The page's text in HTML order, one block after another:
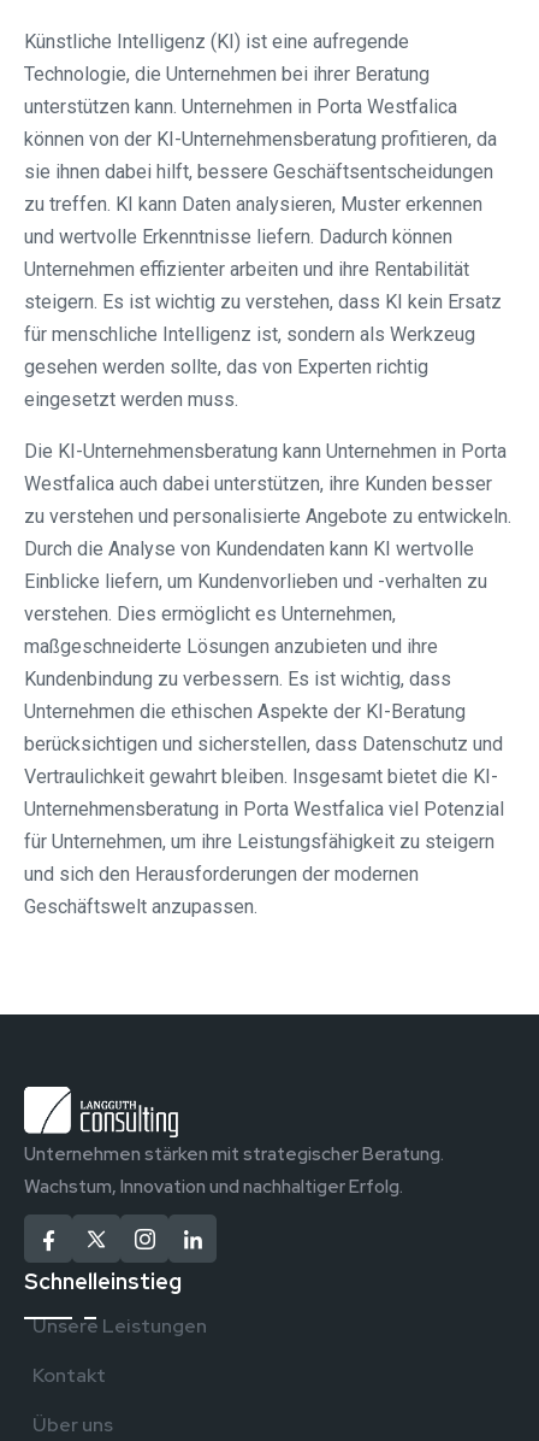
Künstliche Intelligenz (KI) ist eine aufregende
Technologie, die Unternehmen bei ihrer Beratung
unterstützen kann. Unternehmen in Porta Westfalica
können von der KI-Unternehmensberatung profitieren, da
sie ihnen dabei hilft, bessere Geschäftsentscheidungen
zu treffen. KI kann Daten analysieren, Muster erkennen
und wertvolle Erkenntnisse liefern. Dadurch können
Unternehmen effizienter arbeiten und ihre Rentabilität
steigern. Es ist wichtig zu verstehen, dass KI kein Ersatz
für menschliche Intelligenz ist, sondern als Werkzeug
gesehen werden sollte, das von Experten richtig
eingesetzt werden muss.
Die KI-Unternehmensberatung kann Unternehmen in Porta
Westfalica auch dabei unterstützen, ihre Kunden besser
zu verstehen und personalisierte Angebote zu entwickeln.
Durch die Analyse von Kundendaten kann KI wertvolle
Einblicke liefern, um Kundenvorlieben und -verhalten zu
verstehen. Dies ermöglicht es Unternehmen,
maßgeschneiderte Lösungen anzubieten und ihre
Kundenbindung zu verbessern. Es ist wichtig, dass
Unternehmen die ethischen Aspekte der KI-Beratung
berücksichtigen und sicherstellen, dass Datenschutz und
Vertraulichkeit gewahrt bleiben. Insgesamt bietet die KI-
Unternehmensberatung in Porta Westfalica viel Potenzial
für Unternehmen, um ihre Leistungsfähigkeit zu steigern
und sich den Herausforderungen der modernen
Geschäftswelt anzupassen.
Unternehmen stärken mit strategischer Beratung.
Wachstum, Innovation und nachhaltiger Erfolg.
Schnelleinstieg
Unsere Leistungen
Kontakt
Über uns